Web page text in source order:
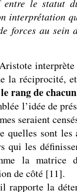
le statut
interprétation
forces au sein
interprète
la réciprocité,
rang de chacun
l’idée de
seraient
quelles sont
qui les
la matrice
de côté [11].
rapporte la